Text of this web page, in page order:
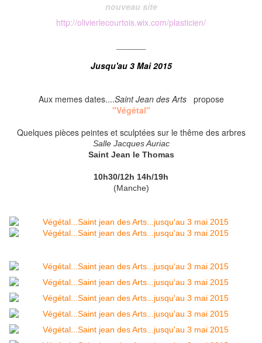
nouveau site
http://olivierlecourtois.wix.com/plasticien/
Jusqu'au 3 Mai 2015
Aux memes dates....Saint Jean des Arts propose
"Végétal"
Quelques pièces peintes et sculptées sur le thême des arbres
Salle Jacques Auriac
Saint Jean le Thomas
10h30/12h 14h/19h
(Manche)